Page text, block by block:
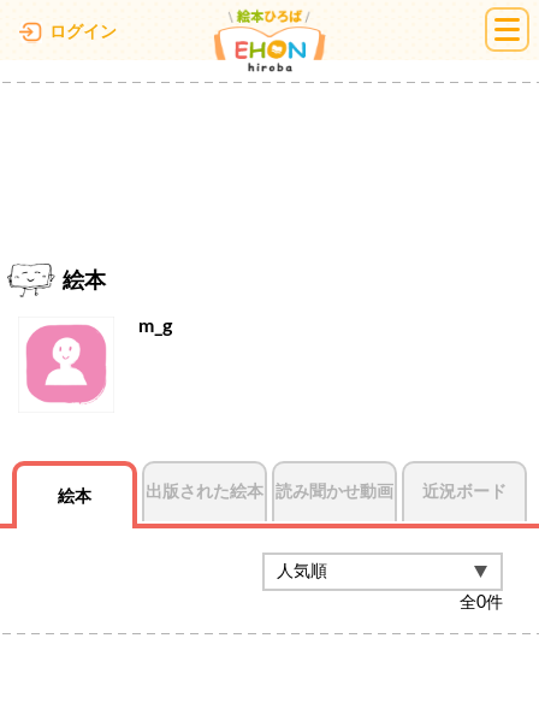
ログイン 絵本ひろば
絵本
m_g
絵本 出版された絵本 読み聞かせ動画 近況ボード
全0件